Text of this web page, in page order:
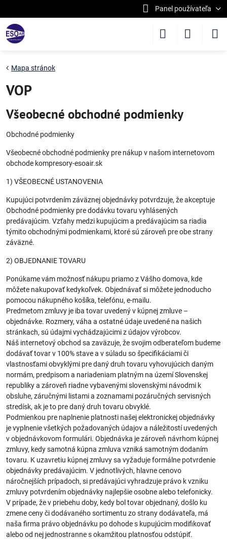
Panel používateľa
Mapa stránok
VOP
Všeobecné obchodné podmienky
Obchodné podmienky
Všeobecné obchodné podmienky pre nákup v našom internetovom
obchode kompresory-esoair.sk
1) VŠEOBECNÉ USTANOVENIA
Kupujúci potvrdením záväznej objednávky potvrdzuje, že akceptuje
Obchodné podmienky pre dodávku tovaru vyhlásených
predávajúcim. Vzťahy medzi kupujúcim a predávajúcim sa riadia
týmito obchodnými podmienkami, ktoré sú zároveň pre obe strany
záväzné.
2) OBJEDNANIE TOVARU
Ponúkame vám možnosť nákupu priamo z Vášho domova, kde
môžete nakupovať kedykoľvek. Objednávať si môžete jednoducho
pomocou nákupného košíka, telefónu, e-mailu.
Predmetom zmluvy je iba tovar uvedený v kúpnej zmluve –
objednávke. Rozmery, váha a ostatné údaje uvedené na našich
stránkach, sú údajmi vychádzajúcimi z údajov výrobcov.
Náš internetový obchod sa zaväzuje, že svojim odberateľom budeme
dodávať tovar v 100% stave a v súladu so špecifikáciami či
vlastnosťami obvyklými pre daný druh tovaru vyhovujúcich daným
normám, predpisom a nariadeniam platným na území Slovenskej
republiky a zároveň riadne vybavenými slovenskými návodmi k
obsluhe, záručnými listami a zoznamami pozáručných servisných
stredísk, ak je to pre daný druh tovaru obvyklé.
Podmienkou pre naplnenie platnosti našej elektronickej objednávky
je vyplnenie všetkých požadovaných údajov a náležitostí uvedených
v objednávkovom formulári. Objednávka je zároveň návrhom kúpnej
zmluvy, kedy samotná kúpna zmluva vzniká samotným dodaním
tovaru. K uzavretiu kúpnej zmluvy sa vyžaduje formálne potvrdenie
objednávky predávajúcim. V jednotlivých, hlavne cenovo
náročnejších prípadoch, si predávajúci vyhradzuje právo k vzniku
zmluvy potvrdením objednávky najlepšie osobne alebo telefonicky.
V prípade, že v priebehu doby, kedy bol tovar objednaný, došlo ku
zmene ceny či dodávaného sortimentu zo strany dodávateľa, má
naša firma právo objednávku po dohode s kupujúcim modifikovať
alebo od nej jednostranne s okamžitou platnosťou odstúpiť.